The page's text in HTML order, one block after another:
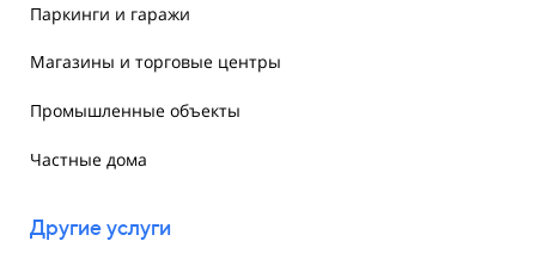
Паркинги и гаражи
Магазины и торговые центры
Промышленные объекты
Частные дома
Другие услуги